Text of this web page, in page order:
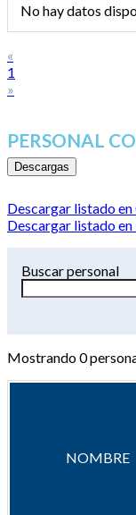
No hay datos
«
1
»
PERSONAL
Descargas
Descargar listado en
Descargar listado en
Buscar personal
Mostrando0
NOMBRE